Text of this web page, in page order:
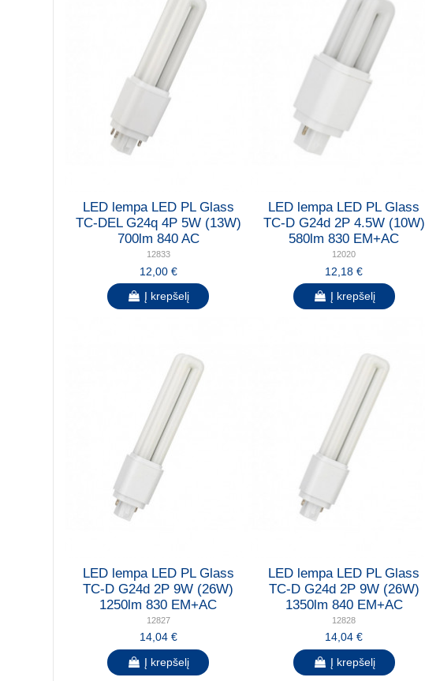
LED lempa LED PL Glass
TC-DEL G24q 4P 5W (13W)
700lm 840 AC
12833
12,00 €
Į krepšelį
LED lempa LED PL Glass
TC-D G24d 2P 4.5W (10W)
580lm 830 EM+AC
12020
12,18 €
Į krepšelį
LED lempa LED PL Glass
TC-D G24d 2P 9W (26W)
1250lm 830 EM+AC
12827
14,04 €
Į krepšelį
LED lempa LED PL Glass
TC-D G24d 2P 9W (26W)
1350lm 840 EM+AC
12828
14,04 €
Į krepšelį